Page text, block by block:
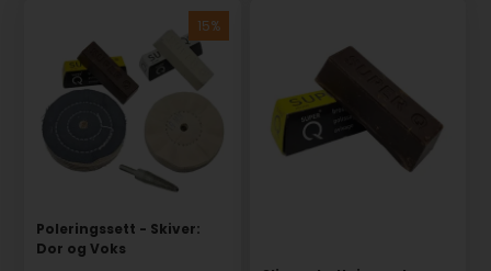
Poleringssett - Skiver:
Dor og Voks